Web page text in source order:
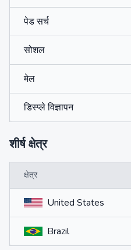
पेड सर्च
सोशल
मेल
डिस्प्ले विज्ञापन
शीर्ष क्षेत्र
क्षेत्र
United States
Brazil